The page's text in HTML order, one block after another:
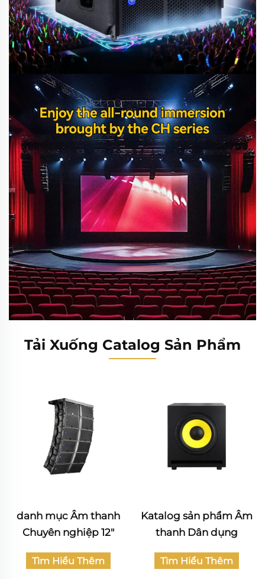
Tải Xuống Catalog Sản Phẩm
Katalog sản phẩm Âm
thanh Dân dụng
Tìm Hiểu Thêm
Katalog Âm thanh
Chuyên nghiệp
Tìm Hiểu Thêm